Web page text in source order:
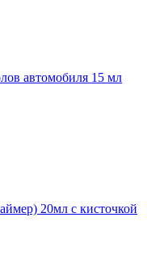
автомобиля 15 мл
20мл с кисточкой